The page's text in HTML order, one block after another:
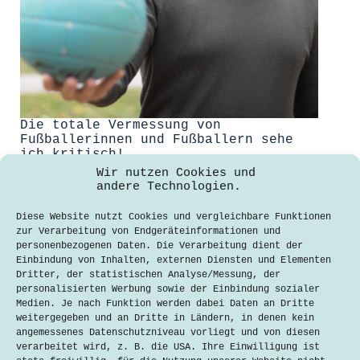
Wir nutzen Cookies und
andere Technologien.
Diese Website nutzt Cookies und vergleichbare Funktionen
zur Verarbeitung von Endgeräteinformationen und
personenbezogenen Daten. Die Verarbeitung dient der
Einbindung von Inhalten, externen Diensten und Elementen
Dritter, der statistischen Analyse/Messung, der
personalisierten Werbung sowie der Einbindung sozialer
Medien. Je nach Funktion werden dabei Daten an Dritte
weitergegeben und an Dritte in Ländern, in denen kein
angemessenes Datenschutzniveau vorliegt und von diesen
verarbeitet wird, z. B. die USA. Ihre Einwilligung ist
Die totale Vermessung von
Fußballerinnen und Fußballern sehe
ich kritisch!
Juliana Diener
10. Februar 2022
Tim Frohwein ist
Wissenschaftskommunikator, Soziologe
und Fußballjournalist. Zudem leitet
er das Projekt „Mikrokosmos
Amateurfußball“ der Bayerischen
Landeszentrale für politische
Bildungsarbeit. Techtalkers-
Redakteurin Juliana Diener hat mit
ihm über den aktuellen Stand der
Digitalisierung in